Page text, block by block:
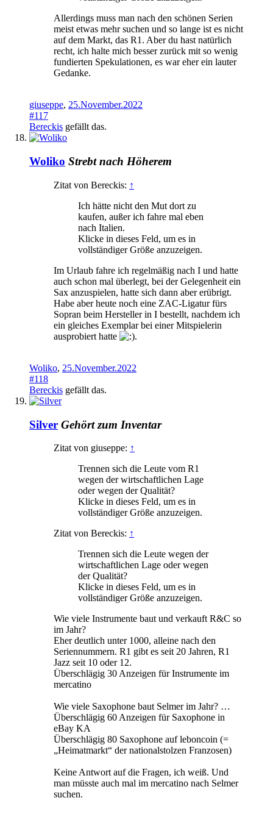
Allerdings muss man nach den schönen Serien
meist etwas mehr suchen und so lange ist es nicht
auf dem Markt, das R1. Aber du hast natürlich
recht, ich halte mich besser zurück mit so wenig
fundierten Spekulationen, es war eher ein lauter
Gedanke.
giuseppe, 25.November.2022
#117
Bereckis gefällt das.
Woliko Strebt nach Höherem
Zitat von Bereckis: ↑
Ich hätte nicht den Mut dort zu
kaufen, außer ich fahre mal eben
nach Italien.
Klicke in dieses Feld, um es in
vollständiger Größe anzuzeigen.
Im Urlaub fahre ich regelmäßig nach I und hatte
auch schon mal überlegt, bei der Gelegenheit ein
Sax anzuspielen, hatte sich dann aber erübrigt.
Habe aber heute noch eine ZAC-Ligatur fürs
Sopran beim Hersteller in I bestellt, nachdem ich
ein gleiches Exemplar bei einer Mitspielerin
ausprobiert hatte
.
Woliko, 25.November.2022
#118
Bereckis gefällt das.
Silver Gehört zum Inventar
Zitat von giuseppe: ↑
Trennen sich die Leute vom R1
wegen der wirtschaftlichen Lage
oder wegen der Qualität?
Klicke in dieses Feld, um es in
vollständiger Größe anzuzeigen.
Zitat von Bereckis: ↑
Trennen sich die Leute wegen der
wirtschaftlichen Lage oder wegen
der Qualität?
Klicke in dieses Feld, um es in
vollständiger Größe anzuzeigen.
Wie viele Instrumente baut und verkauft R&C so
im Jahr?
Eher deutlich unter 1000, alleine nach den
Seriennummern. R1 gibt es seit 20 Jahren, R1
Jazz seit 10 oder 12.
Überschlägig 30 Anzeigen für Instrumente im
mercatino
Wie viele Saxophone baut Selmer im Jahr? …
Überschlägig 60 Anzeigen für Saxophone in
eBay KA
Überschlägig 80 Saxophone auf leboncoin (=
„Heimatmarkt“ der nationalstolzen Franzosen)
Keine Antwort auf die Fragen, ich weiß. Und
man müsste auch mal im mercatino nach Selmer
suchen.